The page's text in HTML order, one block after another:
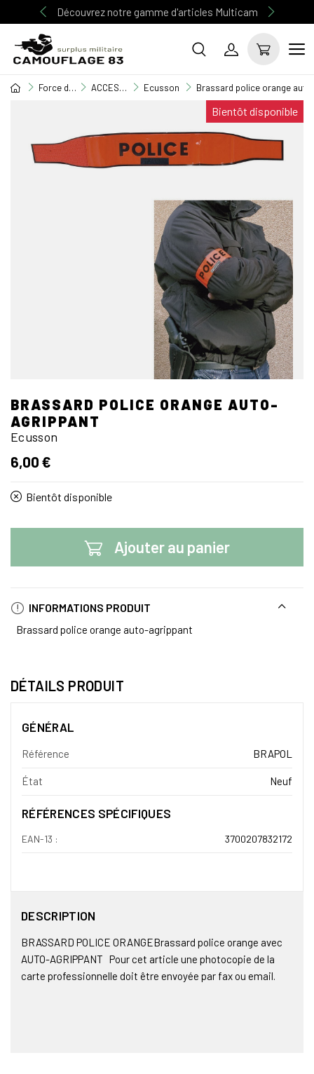
Découvrez notre gamme d'articles Multicam
Force de l'ordre ACCESSOIRES FORCES DE L'ORDRE Ecusson Brassard police orange
Bientôt disponible
BRASSARD POLICE ORANGE AUTO-
AGRIPPANT
Ecusson
6,00 €
Bientôt disponible
Ajouter au panier
INFORMATIONS PRODUIT
Brassard police orange auto-agrippant
DÉTAILS PRODUIT
GÉNÉRAL
Référence BRAPOL
État Neuf
RÉFÉRENCES SPÉCIFIQUES
EAN-13 : 3700207832172
DESCRIPTION
BRASSARD POLICE ORANGEBrassard police orange avec
AUTO-AGRIPPANT Pour cet article une photocopie de la
carte professionnelle doit être envoyée par fax ou email.